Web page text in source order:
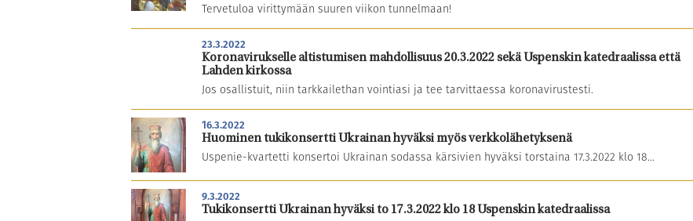
Tervetuloa virittymään suuren viikon tunnelmaan!
23.3.2022
Koronavirukselle altistumisen mahdollisuus 20.3.2022 sekä Uspenskin katedraalissa että
Lahden kirkossa
Jos osallistuit, niin tarkkailethan vointiasi ja tee tarvittaessa koronavirustesti.
16.3.2022
Huominen tukikonsertti Ukrainan hyväksi myös verkkolähetyksenä
Uspenie-kvartetti konsertoi Ukrainan sodassa kärsivien hyväksi torstaina 17.3.2022 klo 18...
9.3.2022
Tukikonsertti Ukrainan hyväksi to 17.3.2022 klo 18 Uspenskin katedraalissa